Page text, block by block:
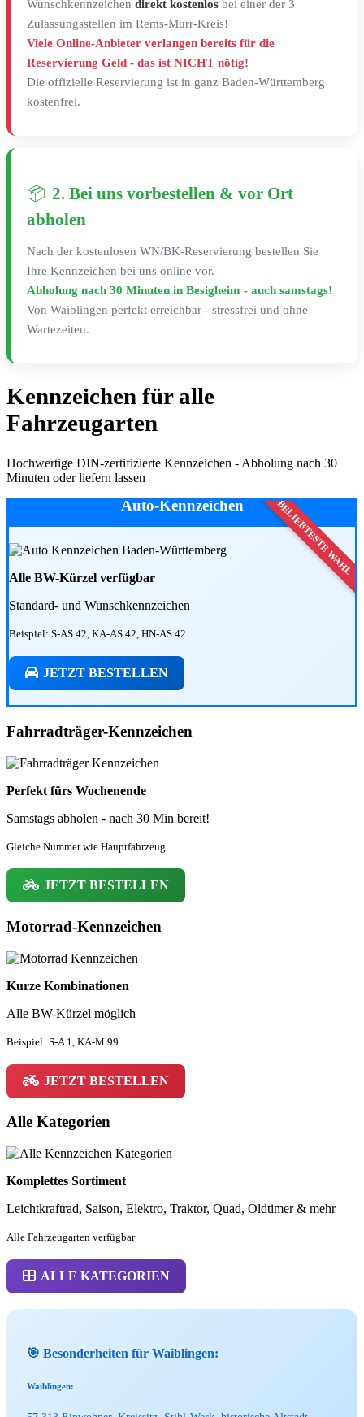
Wunschkennzeichen direkt kostenlos bei einer der 3
Zulassungsstellen im Rems-Murr-Kreis!
Viele Online-Anbieter verlangen bereits für die
Reservierung Geld - das ist NICHT nötig!
Die offizielle Reservierung ist in ganz Baden-Württemberg
kostenfrei.
📦 2. Bei uns vorbestellen & vor Ort
abholen
Nach der kostenlosen WN/BK-Reservierung bestellen Sie
Ihre Kennzeichen bei uns online vor.
Abholung nach 30 Minuten in Besigheim - auch samstags!
Von Waiblingen perfekt erreichbar - stressfrei und ohne
Wartezeiten.
Kennzeichen für alle
Fahrzeugarten
Hochwertige DIN-zertifizierte Kennzeichen - Abholung nach 30
Minuten oder liefern lassen
Auto-Kennzeichen
Alle BW-Kürzel verfügbar
Standard- und Wunschkennzeichen
Beispiel: S-AS 42, KA-AS 42, HN-AS 42
JETZT BESTELLEN
Fahrradträger-Kennzeichen
Perfekt fürs Wochenende
Samstags abholen - nach 30 Min bereit!
Gleiche Nummer wie Hauptfahrzeug
JETZT BESTELLEN
Motorrad-Kennzeichen
Kurze Kombinationen
Alle BW-Kürzel möglich
Beispiel: S-A 1, KA-M 99
JETZT BESTELLEN
Alle Kategorien
Komplettes Sortiment
Leichtkraftrad, Saison, Elektro, Traktor, Quad, Oldtimer & mehr
Alle Fahrzeugarten verfügbar
ALLE KATEGORIEN
🎯 Besonderheiten für Waiblingen:
Waiblingen: